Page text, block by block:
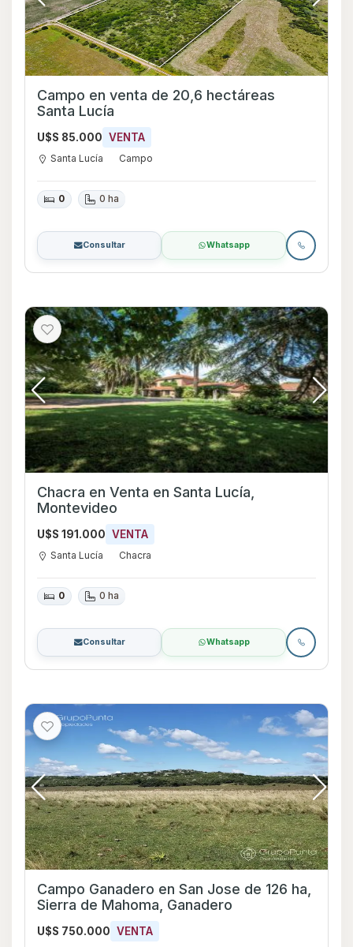
Campo en venta de 20,6 hectáreas
Santa Lucía
U$S 85.000 VENTA
Santa Lucía Campo
0 0 ha
Consultar Whatsapp
Chacra en Venta en Santa Lucía,
Montevideo
U$S 191.000 VENTA
Santa Lucía Chacra
0 0 ha
Consultar Whatsapp
Campo Ganadero en San Jose de 126 ha,
Sierra de Mahoma, Ganadero
U$S 750.000 VENTA